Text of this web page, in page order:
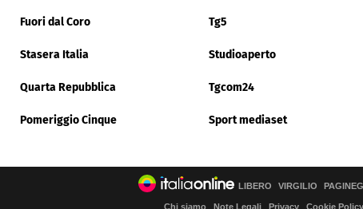
Fuori dal Coro Tg5
Stasera Italia Studioaperto
Quarta Repubblica Tgcom24
Pomeriggio Cinque Sport mediaset
LIBERO VIRGILIO
Chi siamo Note Legali Privacy Cookie Policy